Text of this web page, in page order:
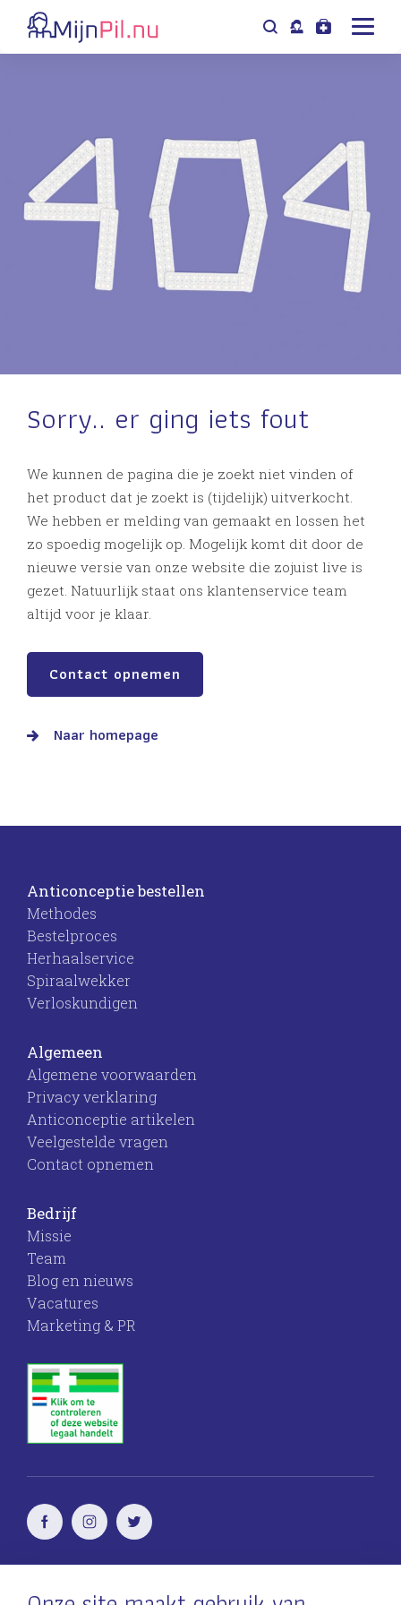
Sorry.. er ging iets fout
We kunnen de pagina die je zoekt niet vinden of
het product dat je zoekt is (tijdelijk) uitverkocht.
We hebben er melding van gemaakt en lossen het
zo spoedig mogelijk op. Mogelijk komt dit door de
nieuwe versie van onze website die zojuist live is
gezet. Natuurlijk staat ons klantenservice team
altijd voor je klaar.
Contact opnemen
Naar homepage
Anticonceptie bestellen
Methodes
Bestelproces
Herhaalservice
Spiraalwekker
Verloskundigen
Algemeen
Algemene voorwaarden
Privacy verklaring
Anticonceptie artikelen
Veelgestelde vragen
Contact opnemen
Bedrijf
Missie
Team
Blog en nieuws
Vacatures
Marketing & PR